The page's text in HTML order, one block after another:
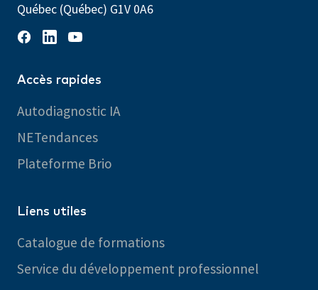
Québec (Québec) G1V 0A6
Accès rapides
Autodiagnostic IA
NETendances
Plateforme Brio
Liens utiles
Catalogue de formations
Service du développement professionnel